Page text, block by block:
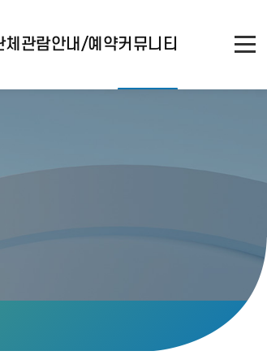
체관람안내/예약커뮤니티